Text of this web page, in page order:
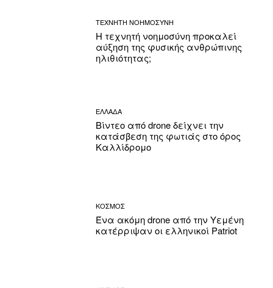
ΤΕΧΝΗΤΗ ΝΟΗΜΟΣΥΝΗ
Η τεχνητή νοημοσύνη προκαλεί
αύξηση της φυσικής ανθρώπινης
ηλιθιότητας;
ΕΛΛΑΔΑ
Βίντεο από drone δείχνει την
κατάσβεση της φωτιάς στο όρος
Καλλίδρομο
ΚΟΣΜΟΣ
Ένα ακόμη drone από την Υεμένη
κατέρριψαν οι ελληνικοί Patriot